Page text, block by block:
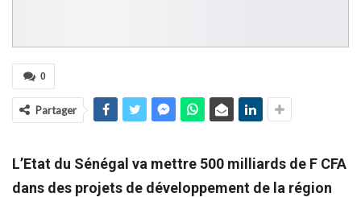
0
Partager
L’Etat du Sénégal va mettre 500 milliards de F CFA
dans des projets de développement de la région